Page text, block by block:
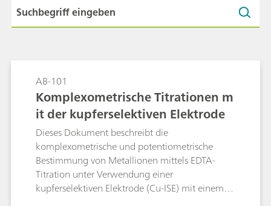
AB-101
Komplexometrische Titrationen m
it der kupferselektiven Elektrode
Dieses Dokument beschreibt die
komplexometrische und potentiometrische
Bestimmung von Metallionen mittels EDTA-
Titration unter Verwendung einer
kupferselektiven Elektrode (Cu-ISE) mit einem